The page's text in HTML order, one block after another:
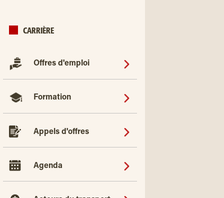
CARRIÈRE
Offres d'emploi
Formation
Appels d'offres
Agenda